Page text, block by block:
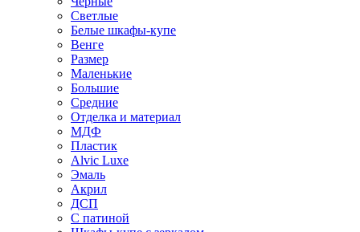
Светлые
Белые шкафы-купе
Венге
Размер
Маленькие
Большие
Средние
Отделка и материал
МДФ
Пластик
Alvic Luxe
Эмаль
Акрил
ДСП
С патиной